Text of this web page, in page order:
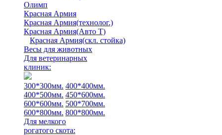
Олимп
Красная Армия
Красная Армия(технолог.)
Красная Армия(Авто Т)
Красная Армия(скл. стойка)
Весы для животных
Для ветеринарных
клиник:
300*300мм. 400*400мм.
400*500мм. 450*600мм.
600*600мм. 500*700мм.
600*800мм. 800*800мм.
Для мелкого
рогатого скота: